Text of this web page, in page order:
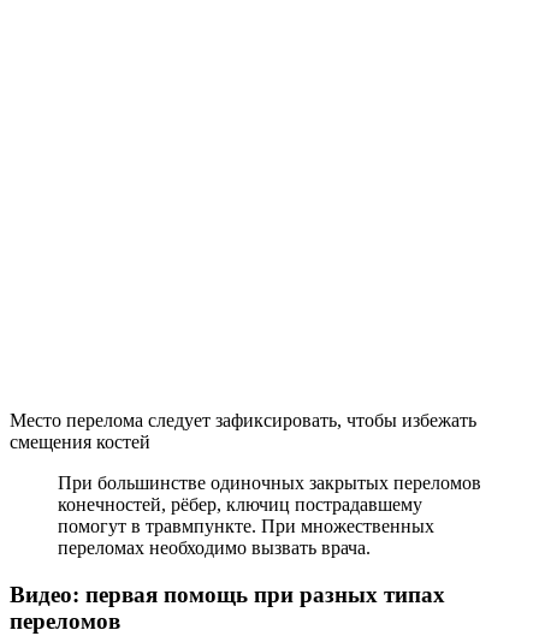
Место перелома следует зафиксировать, чтобы избежать
смещения костей
При большинстве одиночных закрытых переломов
конечностей, рёбер, ключиц пострадавшему
помогут в травмпункте. При множественных
переломах необходимо вызвать врача.
Видео: первая помощь при разных типах
переломов